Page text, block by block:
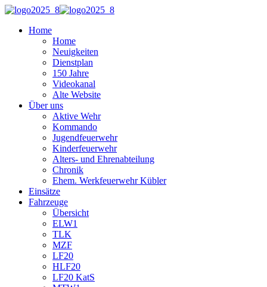
Home
Home
Neuigkeiten
Dienstplan
150 Jahre
Videokanal
Alte Website
Über uns
Aktive Wehr
Kommando
Jugendfeuerwehr
Kinderfeuerwehr
Alters- und Ehrenabteilung
Chronik
Ehem. Werkfeuerwehr Kübler
Einsätze
Fahrzeuge
Übersicht
ELW1
TLK
MZF
LF20
HLF20
LF20 KatS